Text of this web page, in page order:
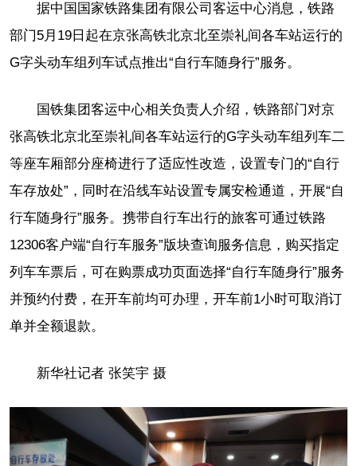
据中国国家铁路集团有限公司客运中心消息，铁路
部门5月19日起在京张高铁北京北至崇礼间各车站运行的
G字头动车组列车试点推出“自行车随身行”服务。
国铁集团客运中心相关负责人介绍，铁路部门对京
张高铁北京北至崇礼间各车站运行的G字头动车组列车二
等座车厢部分座椅进行了适应性改造，设置专门的“自行
车存放处”，同时在沿线车站设置专属安检通道，开展“自
行车随身行”服务。携带自行车出行的旅客可通过铁路
12306客户端“自行车服务”版块查询服务信息，购买指定
列车车票后，可在购票成功页面选择“自行车随身行”服务
并预约付费，在开车前均可办理，开车前1小时可取消订
单并全额退款。
新华社记者 张笑宇 摄